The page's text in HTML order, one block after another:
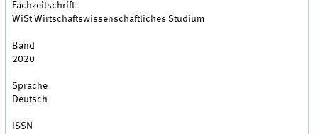
Fachzeitschrift
WiSt Wirtschaftswissenschaftliches Studium
Band
2020
Sprache
Deutsch
ISSN